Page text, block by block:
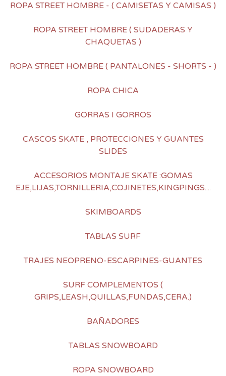
ROPA STREET HOMBRE - ( CAMISETAS Y CAMISAS )
ROPA STREET HOMBRE ( SUDADERAS Y
CHAQUETAS )
ROPA STREET HOMBRE ( PANTALONES - SHORTS - )
ROPA CHICA
GORRAS I GORROS
CASCOS SKATE , PROTECCIONES Y GUANTES
SLIDES
ACCESORIOS MONTAJE SKATE :GOMAS
EJE,LIJAS,TORNILLERIA,COJINETES,KINGPINGS....
SKIMBOARDS
TABLAS SURF
TRAJES NEOPRENO-ESCARPINES-GUANTES
SURF COMPLEMENTOS (
GRIPS,LEASH,QUILLAS,FUNDAS,CERA.)
BAÑADORES
TABLAS SNOWBOARD
ROPA SNOWBOARD